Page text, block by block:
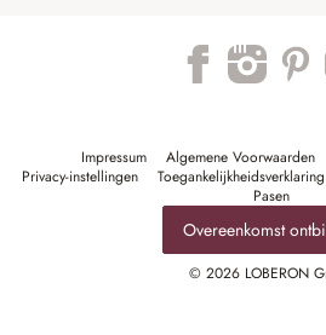
Impressum Algemene Voorwaarden
Privacy-instellingen
Toegankelijkheidsverklaring
Pasen
Overeenkomst
© 2026 LOBERON